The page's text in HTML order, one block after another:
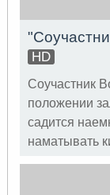
HD
Соучастник
положении
садится
наматывать